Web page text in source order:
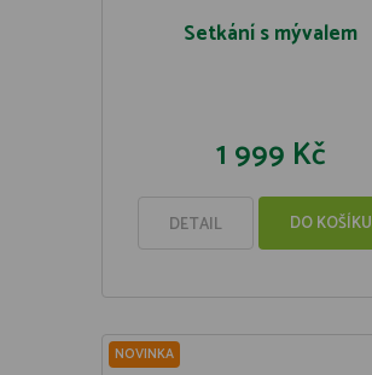
Setkání s mývalem
1 999 Kč
DETAIL DO KOŠÍKU
NOVINKA